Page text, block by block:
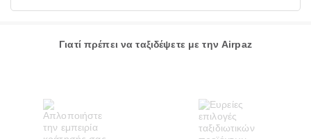
Γιατί πρέπει να ταξιδέψετε με την Airpaz